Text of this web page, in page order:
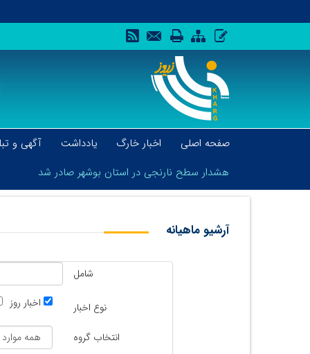
صفحه اصلی اخبار خارگ یادداشت آگهی و
هشدار سطح نارنجی در استان بوشهر صادر شد
هشدار سطح نارنجی در استان بوشهر صادر شد
آرشیو ماهیانه
شامل
نوع اخبار اخبار روز
انتخاب گروه